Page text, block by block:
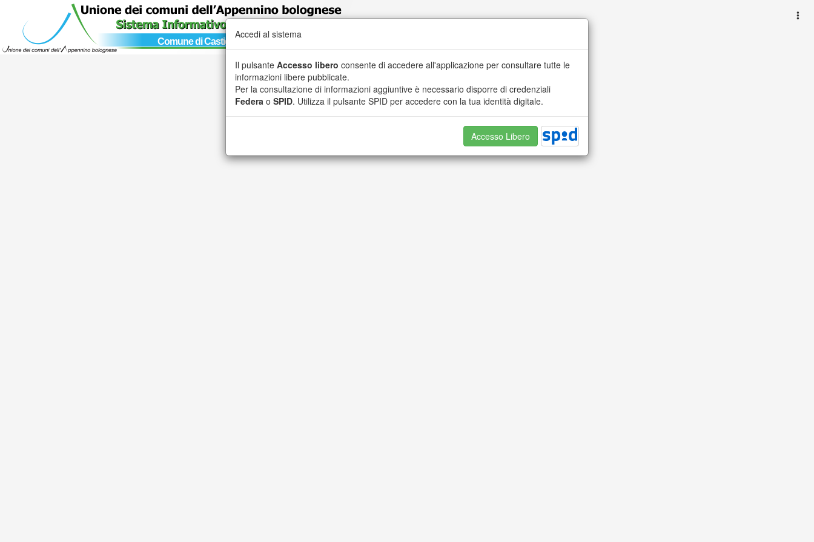
Comune di Castiglione dei Pepoli
Accedi al sistema
Il pulsante Accesso libero consente di accedere all'applicazione per consultare tutte le
informazioni libere pubblicate.
Per la consultazione di informazioni aggiuntive è necessario disporre di credenziali
Federa o SPID. Utilizza il pulsante SPID per accedere con la tua identità digitale.
Accesso Libero